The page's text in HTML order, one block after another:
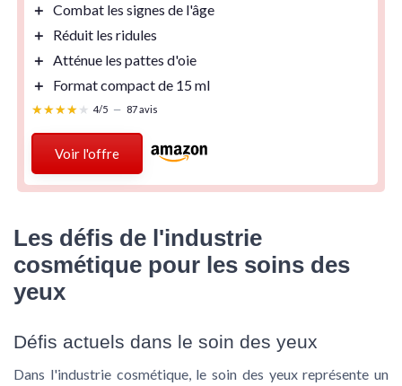
＋ Combat les signes de l'âge
＋
Réduit les ridules
＋ Atténue les pattes d'oie
＋
Format compact de 15 ml
★★★★★
★★★★★ 4/5 — 87 avis
Voir l'offre
Les défis de l'industrie
cosmétique pour les soins des
yeux
Défis actuels dans le soin des yeux
Dans l'industrie cosmétique, le soin des yeux représente un